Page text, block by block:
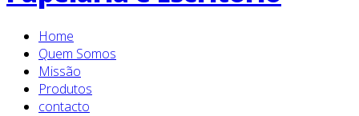
Home
Quem Somos
Missão
Produtos
contacto